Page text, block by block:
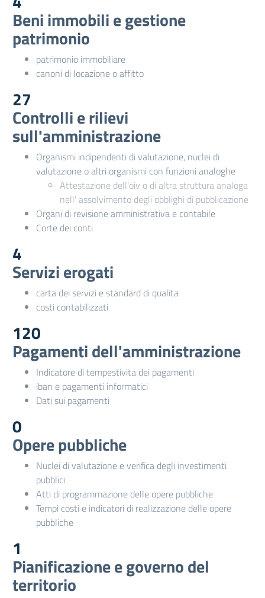
Beni immobili e gestione
patrimonio
patrimonio immobiliare
canoni di locazione o affitto
27
Controlli e rilievi
sull'amministrazione
Organismi indipendenti di valutazione, nuclei di
valutazione o altri organismi con funzioni analoghe
Attestazione dell'oiv o di altra struttura analoga
nell' assolvimento degli obblighi di pubblicazione
Organi di revisione amministrativa e contabile
Corte dei conti
4
Servizi erogati
carta dei servizi e standard di qualita
costi contabilizzati
120
Pagamenti dell'amministrazione
Indicatore di tempestivita dei pagamenti
iban e pagamenti informatici
Dati sui pagamenti
0
Opere pubbliche
Nuclei di valutazione e verifica degli investimenti
pubblici
Atti di programmazione delle opere pubbliche
Tempi costi e indicatori di realizzazione delle opere
pubbliche
1
Pianificazione e governo del
territorio